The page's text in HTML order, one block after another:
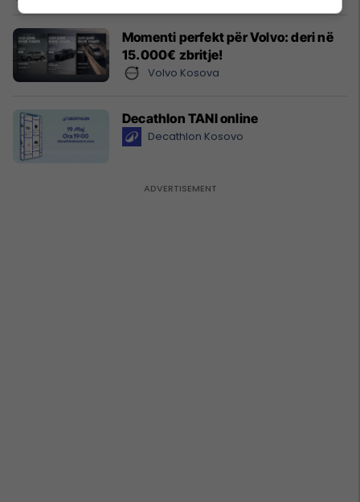
Momenti perfekt për Volvo: deri në
15.000€ zbritje!
Volvo Kosova
Decathlon TANI online
Decathlon Kosovo